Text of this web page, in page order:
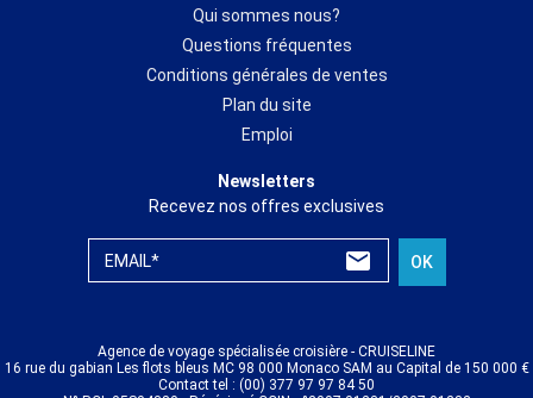
Qui sommes nous?
Questions fréquentes
Conditions générales de ventes
Plan du site
Emploi
Newsletters
Recevez nos offres exclusives
EMAIL* OK
Agence de voyage spécialisée croisière - CRUISELINE
16 rue du gabian Les flots bleus MC 98 000 Monaco SAM au Capital de 150 000 €
Contact tel : (00) 377 97 97 84 50